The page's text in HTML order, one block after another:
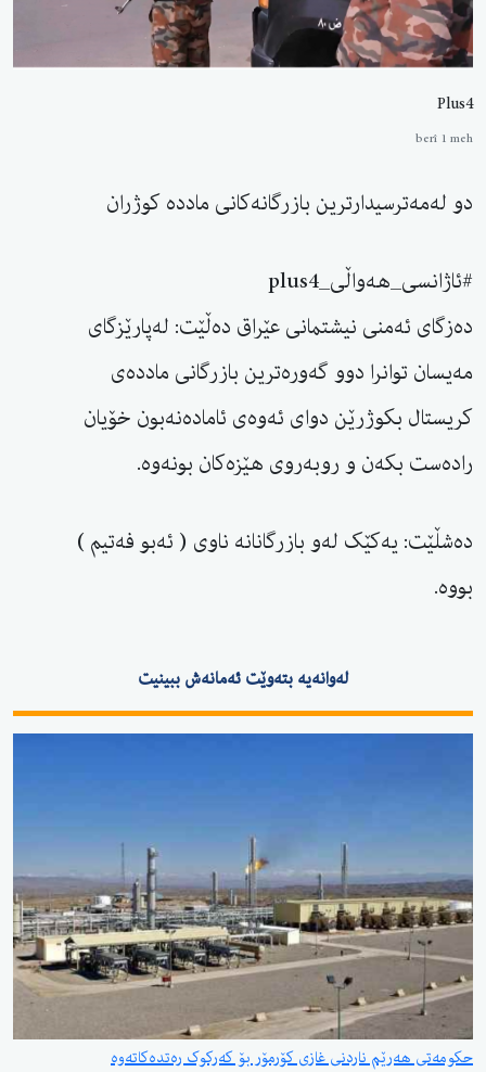
Plus4
berî 1 meh
دو لەمەترسیدارترین بازرگانەکانی ماددە کوژران
#ئاژانسی_هەواڵی_plus4
دەزگای ئەمنی نیشتمانی عێراق دەڵێت: لەپارێزگای
مەیسان توانرا دوو گەورەترین بازرگانی ماددەی
کریستال بکوژرێن دوای ئەوەی ئامادەنەبون خۆیان
رادەست بکەن و روبەروی هێزەکان بونەوە.
دەشڵێت: یەکێک لەو بازرگانانە ناوی ( ئەبو فەتیم )
بووە.
لەوانەیە بتەوێت ئەمانەش ببینیت
حکومەتی هەرێم ناردنی غازی کۆرمۆر بۆ کەرکوک رەتدەکاتەوە